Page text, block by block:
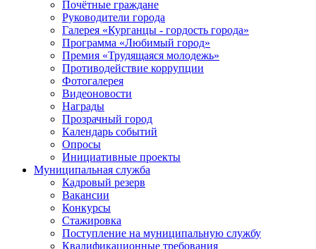
Почётные граждане
Руководители города
Галерея «Курганцы - гордость города»
Программа «Любимый город»
Премия «Трудящаяся молодежь»
Противодействие коррупции
Фотогалерея
Видеоновости
Награды
Прозрачный город
Календарь событий
Опросы
Инициативные проекты
Муниципальная служба
Кадровый резерв
Вакансии
Конкурсы
Стажировка
Поступление на муниципальную службу
Квалификационные требования